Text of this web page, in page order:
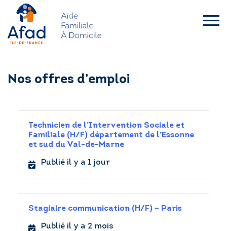
content
afad-
idf.asso.fr
SENIORS – HANDICAP
Nos offres d’emploi
Technicien de l’Intervention Sociale et
Familiale (H/F) département de l’Essonne
et sud du Val-de-Marne
Publié il y a 1 jour
Stagiaire communication (H/F) – Paris
Publié il y a 2 mois